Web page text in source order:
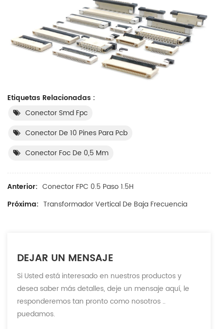
Etiquetas Relacionadas :
Conector Smd Fpc
Conector De 10 Pines Para Pcb
Conector Foc De 0,5 Mm
Anterior: Conector FPC 0.5 Paso 1.5H
Próxima: Transformador Vertical De Baja Frecuencia
DEJAR UN MENSAJE
Si Usted está interesado en nuestros productos y
desea saber más detalles, deje un mensaje aquí, le
responderemos tan pronto como nosotros ..
puedamos.